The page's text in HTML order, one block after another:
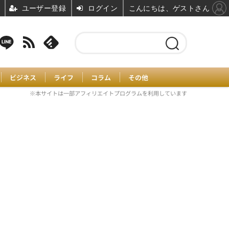
ビジネス ライフ コラム その他
※本サイトは一部アフィリエイトプログラムを利用しています
ユーザー登録 ログイン こんにちは、ゲストさん